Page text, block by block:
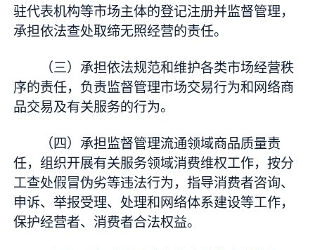
驻代表机构等市场主体的登记注册并监督管理，
承担依法查处取缔无照经营的责任。
（三）承担依法规范和维护各类市场经营秩
序的责任，负责监督管理市场交易行为和网络商
品交易及有关服务的行为。
（四）承担监督管理流通领域商品质量责
任，组织开展有关服务领域消费维权工作，按分
工查处假冒伪劣等违法行为，指导消费者咨询、
申诉、举报受理、处理和网络体系建设等工作，
保护经营者、消费者合法权益。